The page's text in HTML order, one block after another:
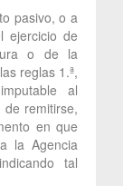
pasivo, o a
ejercicio de
o de la
reglas 1.ª,
al
de remitirse,
en que
la Agencia
tal